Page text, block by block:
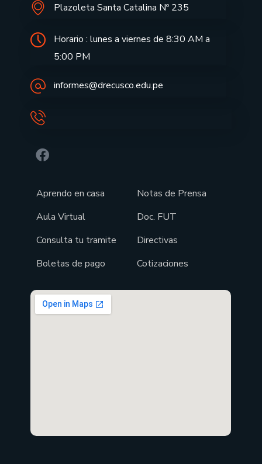
Plazoleta Santa Catalina Nº 235
Horario : lunes a viernes de 8:30 AM a
5:00 PM
informes@drecusco.edu.pe
Aprendo en casa
Aula Virtual
Consulta tu tramite
Boletas de pago
Notas de Prensa
Doc. FUT
Directivas
Cotizaciones